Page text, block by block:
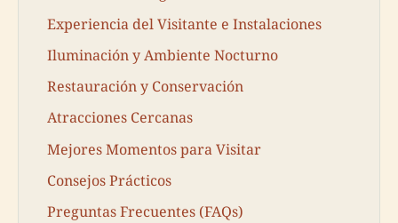
Experiencia del Visitante e Instalaciones
Iluminación y Ambiente Nocturno
Restauración y Conservación
Atracciones Cercanas
Mejores Momentos para Visitar
Consejos Prácticos
Preguntas Frecuentes (FAQs)